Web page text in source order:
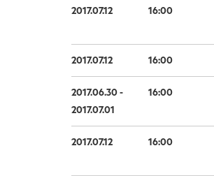
2017.07.12 16:00
2017.07.12 16:00
2017.06.30 -
2017.07.01
16:00
2017.07.12 16:00